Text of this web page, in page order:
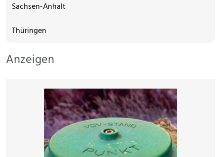
Sachsen-Anhalt
Thüringen
Anzeigen